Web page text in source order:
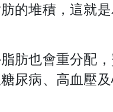
的堆積，這就
肪也會重分配
尿病、高血壓